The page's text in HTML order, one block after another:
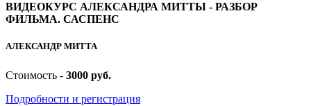
ВИДЕОКУРС АЛЕКСАНДРА МИТТЫ - РАЗБОР
ФИЛЬМА. САСПЕНС
АЛЕКСАНДР МИТТА
Стоимость - 3000 руб.
Подробности и регистрация